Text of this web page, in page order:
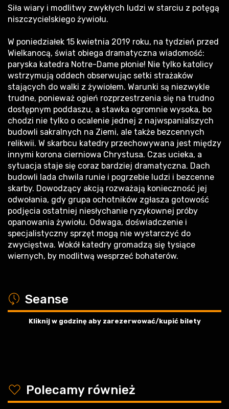
Siła wiary i modlitwy zwykłych ludzi w starciu z potęgą
niszczycielskiego żywiołu.
W poniedziałek 15 kwietnia 2019 roku, na tydzień przed
Wielkanocą, świat obiega dramatyczna wiadomość:
paryska katedra Notre-Dame płonie! Nie tylko katolicy
wstrzymują oddech obserwując setki strażaków
stających do walki z żywiołem. Warunki są niezwykle
trudne, ponieważ ogień rozprzestrzenia się na trudno
dostępnym poddaszu, a stawka ogromnie wysoka, bo
chodzi nie tylko o ocalenie jednej z najwspanialszych
budowli sakralnych na Ziemi, ale także bezcennych
relikwii. W skarbcu katedry przechowywana jest między
innymi korona cierniowa Chrystusa. Czas ucieka, a
sytuacja staje się coraz bardziej dramatyczna. Dach
budowli lada chwila runie i pogrzebie ludzi i bezcenne
skarby. Dowodzący akcją rozważają konieczność jej
odwołania, gdy grupa ochotników zgłasza gotowość
podjęcia ostatniej niesłychanie ryzykownej próby
opanowania żywiołu. Odwaga, doświadczenie i
specjalistyczny sprzęt mogą nie wystarczyć do
zwycięstwa. Wokół katedry gromadzą się tysiące
wiernych, by modlitwą wesprzeć bohaterów.
a Seanse
Kliknij w godzinę aby zarezerwować/kupić bilety
y Polecamy również